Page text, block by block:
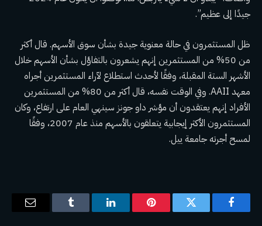
جيدًا إلى عظيم”.
ظل المستثمرون في حالة معنوية جيدة بشأن سوق الأسهم. قال أكثر
من 50% من المستثمرين إنهم يشعرون بالتفاؤل بشأن الأسهم خلال
الأشهر الستة المقبلة، وفقًا لأحدث استطلاع لآراء المستثمرين أجراه
معهد AAII. وفي الوقت نفسه، قال أكثر من 80% من المستثمرين
الأفراد إنهم يعتقدون أن مؤشر داو جونز سينهي العام على ارتفاع، وكان
المستثمرون الأكثر إيجابية يتعلقون بالأسهم منذ عام 2007، وفقًا
لمسح أجرته جامعة ييل.
فيسبوك تويتر بينتيريستلينكدإن Tumblr
البريد